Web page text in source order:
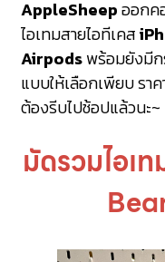
AppleSheepออกค
ไอเทมสายไอทีเคส
Airpodsพร้อมยังมีก
แบบให้เลือกเพียบ รา
ต้องรีบไปช้อปแล้วนะ~
มัดรวมไอเ